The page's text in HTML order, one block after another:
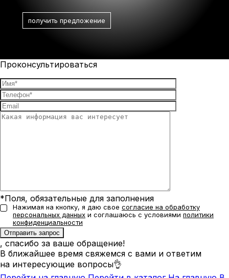
Проконсультироваться
*Поля, обязательные для заполнения
Нажимая на кнопку, я даю свое согласие на обработку
персональных данных и соглашаюсь с условиями политики
конфиденциальности
, спасибо за ваше обращение!
В ближайшее время свяжемся с вами и ответим
на интересующие вопросы👌